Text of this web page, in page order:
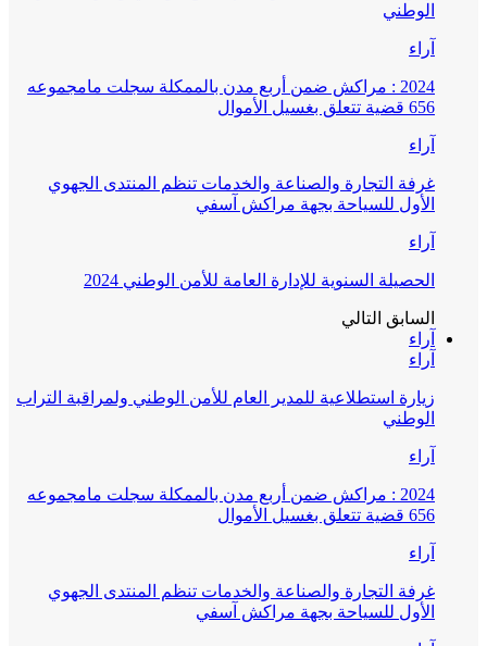
الوطني
آراء
2024 : مراكش ضمن أربع مدن بالممكلة سجلت مامجموعه
656 قضية تتعلق بغسيل الأموال
آراء
غرفة التجارة والصناعة والخدمات تنظم المنتدى الجهوي
الأول للسياحة بجهة مراكش آسفي
آراء
الحصيلة السنوية للإدارة العامة للأمن الوطني 2024
السابق التالي
آراء
آراء
زيارة استطلاعية للمدير العام للأمن الوطني ولمراقبة التراب
الوطني
آراء
2024 : مراكش ضمن أربع مدن بالممكلة سجلت مامجموعه
656 قضية تتعلق بغسيل الأموال
آراء
غرفة التجارة والصناعة والخدمات تنظم المنتدى الجهوي
الأول للسياحة بجهة مراكش آسفي